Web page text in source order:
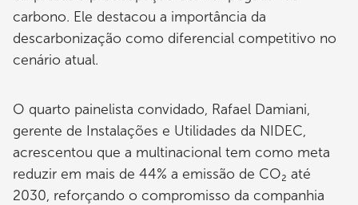
carbono. Ele destacou a importância da
descarbonização como diferencial competitivo no
cenário atual.
O quarto painelista convidado, Rafael Damiani,
gerente de Instalações e Utilidades da NIDEC,
acrescentou que a multinacional tem como meta
reduzir em mais de 44% a emissão de CO₂ até
2030, reforçando o compromisso da companhia